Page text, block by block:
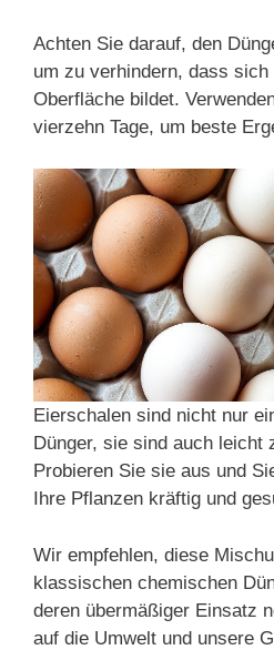
Achten Sie darauf, den
um zu verhindern, dass
Oberfläche bildet.
vierzehn Tage, um beste
Eierschalen sind nicht nur
Dünger, sie sind auch leicht
Probieren Sie sie aus und
Ihre Pflanzen kräftig und
Wir empfehlen, diese
klassischen chemischen
deren übermäßiger Einsatz
auf die Umwelt und unsere